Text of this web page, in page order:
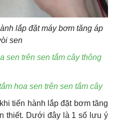
lắp đặt máy bơm tăng áp
sen
sen trên sen tắm cây thông
hoa sen trên sen tắm cây
tiến hành lắp đặt bơm tăng
thiết. Dưới đây là 1 số lưu ý